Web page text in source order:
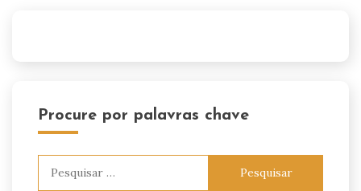
Procure por palavras chave